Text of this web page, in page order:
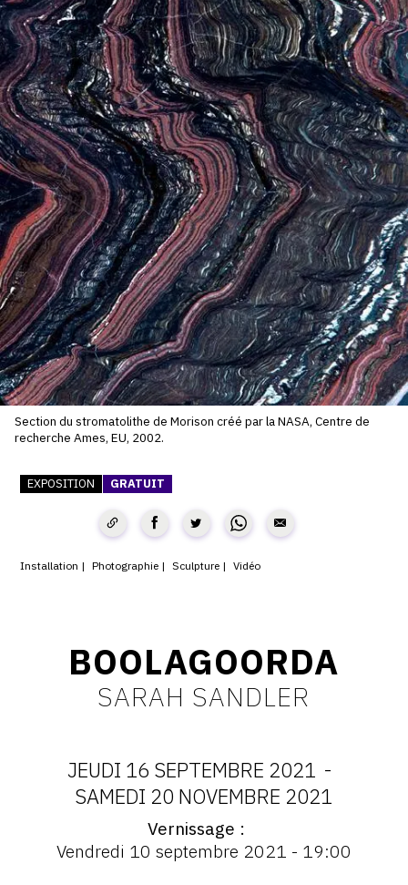
SERVICES
CRÉER SON CATALOGUE RAISONNÉ
ABONNEMENTS DÉDIÉS AUX GALERISTES
CRÉER SON SITE ARTISTE
CRÉER SON CATALOGUE D'EXPO
PUBLIER SES EXPOSITIONS
DEVENIR CONTRIBUTEUR
À PROPOS
L'ÉQUIPE OAM
À PROPOS D'OAM
SUIVEZ-NOUS
FACEBOOK
TWITTER
Section du stromatolithe de Morison créé par la NASA, Centre de
recherche Ames, EU, 2002.
EXPOSITION GRATUIT
Installation Photographie Sculpture Vidéo
BOOLAGOORDA
SARAH SANDLER
DATES
:
JEUDI 16 SEPTEMBRE 2021 -
SAMEDI 20 NOVEMBRE 2021
Vernissage
Vendredi 10 septembre 2021 - 19:00